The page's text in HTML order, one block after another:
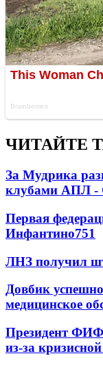
ЧИТАЙТЕ
За Мудрика
клубами АПЛ
Первая
Инфантино751
ЛНЗ получил
Довбик
медицинское
Президент
из-за